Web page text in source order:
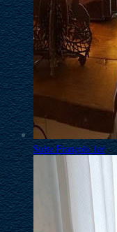
Suite François 1er